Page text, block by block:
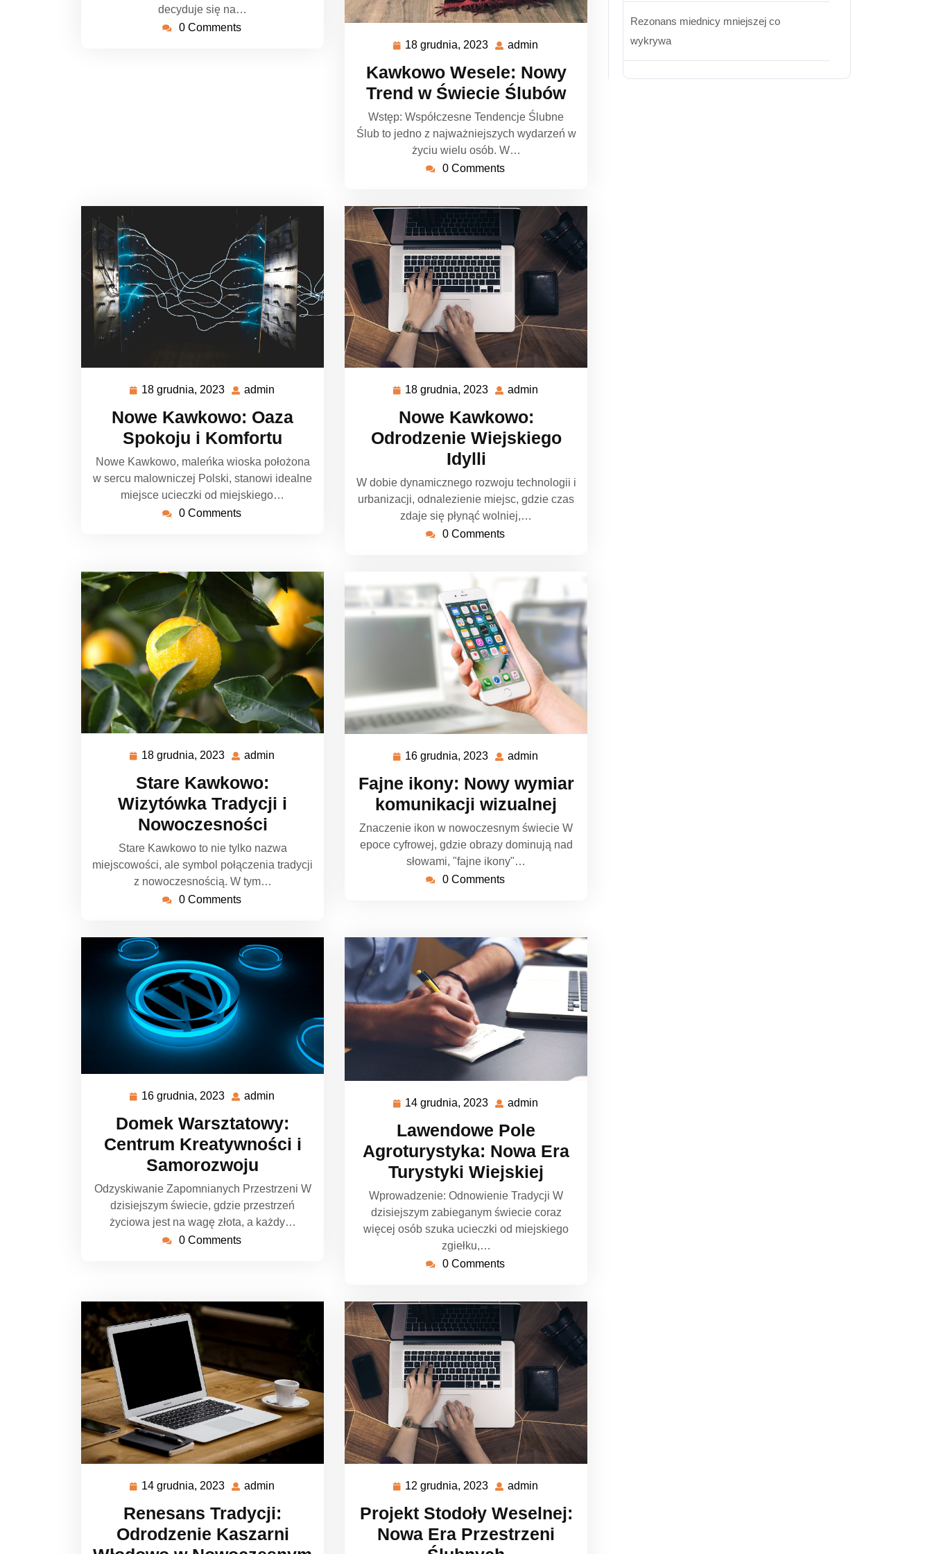
decyduje się na…
0 Comments
18 grudnia, 2023 18
2023
admin
Kawkowo Wesele: Nowy
Trend w Świecie Ślubów
Wstęp: Współczesne Tendencje Ślubne
Ślub to jedno z najważniejszych wydarzeń w
życiu wielu osób. W…
0 Comments
18 grudnia, 2023 18
2023
admin
Nowe Kawkowo: Oaza
Spokoju i Komfortu
Nowe Kawkowo, maleńka wioska położona
w sercu malowniczej Polski, stanowi idealne
miejsce ucieczki od miejskiego…
0 Comments
18 grudnia, 2023 18
2023
admin
Nowe Kawkowo:
Odrodzenie Wiejskiego
Idylli
W dobie dynamicznego rozwoju technologii i
urbanizacji, odnalezienie miejsc, gdzie czas
zdaje się płynąć wolniej,…
0 Comments
18 grudnia, 2023 18
2023
admin
Stare Kawkowo:
Wizytówka Tradycji i
Nowoczesności
Stare Kawkowo to nie tylko nazwa
miejscowości, ale symbol połączenia tradycji
z nowoczesnością. W tym…
0 Comments
16 grudnia, 2023 16
2023
admin
Fajne ikony: Nowy wymiar
komunikacji wizualnej
Znaczenie ikon w nowoczesnym świecie W
epoce cyfrowej, gdzie obrazy dominują nad
słowami, "fajne ikony"…
0 Comments
16 grudnia, 2023 16
2023
admin
Domek Warsztatowy:
Centrum Kreatywności i
Samorozwoju
Odzyskiwanie Zapomnianych Przestrzeni W
dzisiejszym świecie, gdzie przestrzeń
życiowa jest na wagę złota, a każdy…
0 Comments
14 grudnia, 2023 14
2023
admin
Lawendowe Pole
Agroturystyka: Nowa Era
Turystyki Wiejskiej
Wprowadzenie: Odnowienie Tradycji W
dzisiejszym zabieganym świecie coraz
więcej osób szuka ucieczki od miejskiego
zgiełku,…
0 Comments
14 grudnia, 2023 14
2023
admin
Renesans Tradycji:
Odrodzenie Kaszarni
12 grudnia, 2023 12
2023
admin
Projekt Stodoły Weselnej:
Nowa Era Przestrzeni
Rezonans miednicy mniejszej co
wykrywa